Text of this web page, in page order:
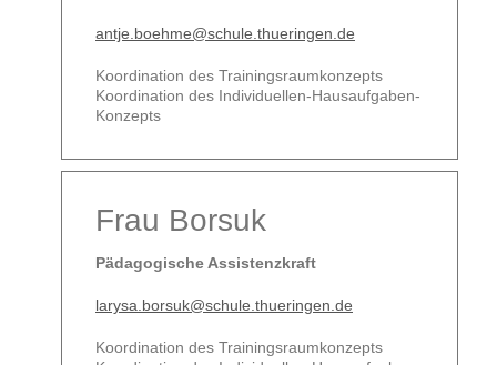
antje.boehme@schule.thueringen.de
Koordination des Trainingsraumkonzepts
Koordination des Individuellen-Hausaufgaben-
Konzepts
Frau Borsuk
Pädagogische Assistenzkraft
larysa.borsuk@schule.thueringen.de
Koordination des Trainingsraumkonzepts